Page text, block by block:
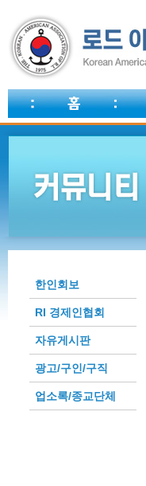
한인회보
RI 경제인협회
자유게시판
광고/구인/구직
업소록/종교단체